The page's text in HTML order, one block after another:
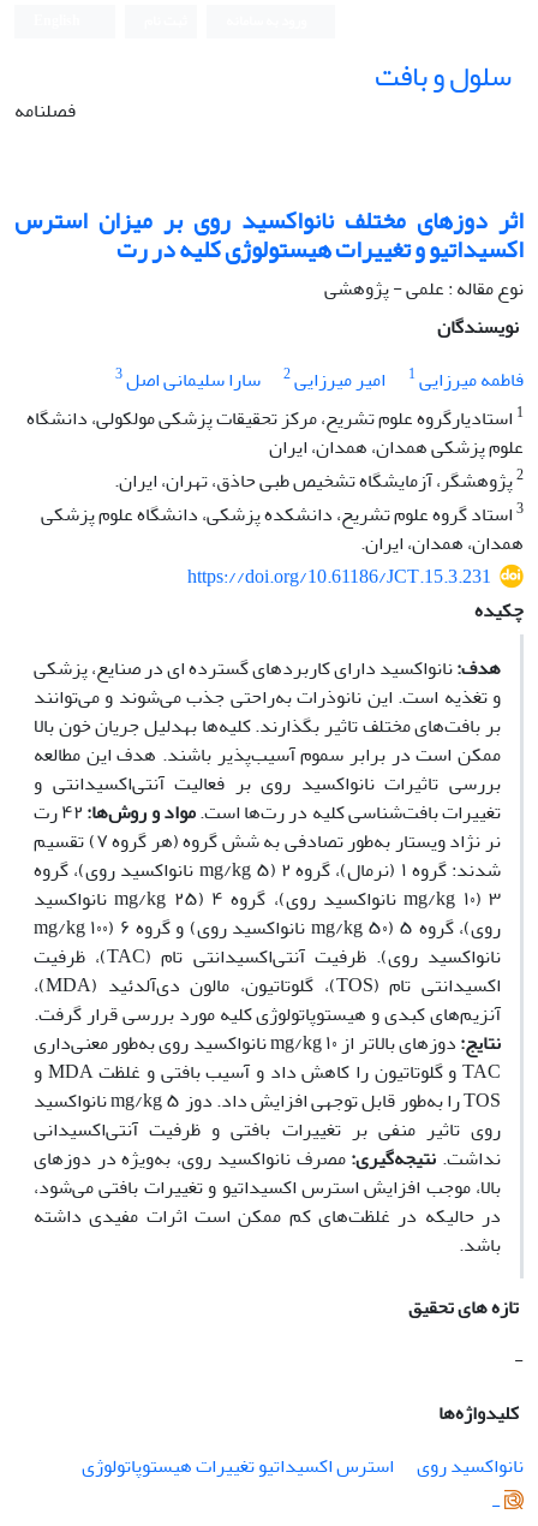
سلول و بافت
فصلنامه
اثر دوزهای مختلف نانواکسید روی بر میزان استرس
اکسیداتیو و تغییرات هیستولوژی کلیه در رت
نوع مقاله : علمی - پژوهشی
نویسندگان
فاطمه میرزایی1 امیر میرزایی2 سارا سلیمانی اصل3
1 استادیارگروه علوم تشریح، مرکز تحقیقات پزشکی مولکولی، دانشگاه
علوم پزشکی همدان، همدان، ایران
2پژوهشگر، آزمایشگاه تشخیص طبی حاذق، تهران، ایران.
3استاد گروه علوم تشریح، دانشکده پزشکی، دانشگاه علوم پزشکی
همدان، همدان، ایران.
https://doi.org/10.61186/JCT.15.3.231
چکیده
هدف:نانواکسید دارای کاربردهای گسترده ای در صنایع، پزشکی
و تغذیه است. این نانوذرات به‌راحتی جذب می‌شوند و می‌توانند
بر بافت‌های مختلف تاثیر بگذارند. کلیه‌ها به‫دلیل جریان خون بالا
ممکن است در برابر سموم آسیب‌پذیر باشند. هدف این مطالعه
بررسی تاثیرات نانواکسید روی بر فعالیت آنتی‌اکسیدانتی و
تغییرات بافت‌شناسی کلیه در رت‌ها است.مواد و روش‌ها:
۴۲ رت
نر نژاد ویستار به‌طور تصادفی به شش گروه (هر گروه ۷) تقسیم
شدند: گروه ۱ (نرمال)، گروه ۲ (۵ mg/kg نانواکسید روی)، گروه
۳ (۱۰ mg/kg نانواکسید روی)، گروه ۴ (۲۵ mg/kg نانواکسید
روی)، گروه ۵ (۵۰ mg/kg نانواکسید روی) و گروه ۶ (۱۰۰ mg/kg
نانواکسید روی). ظرفیت آنتی‌اکسیدانتی تام (TAC)، ظرفیت
اکسیدانتی تام (TOS)، گلوتاتیون، مالون دی‌آلدئید (MDA)،
آنزیم‌های کبدی و هیستوپاتولوژی کلیه مورد بررسی قرار گرفت.
نتایج:
دوزهای بالاتر از ۱۰ mg/kg نانواکسید روی به‌طور معنی‌داری
TAC و گلوتاتیون را کاهش داد و آسیب بافتی و غلظت MDA و
TOS را به‌طور قابل توجهی افزایش داد. دوز ۵ mg/kg نانواکسید
روی تاثیر منفی بر تغییرات بافتی و ظرفیت آنتی‌اکسیدانی
نداشت. نتیجه‌گیری:مصرف نانواکسید روی، به‌ویژه در دوزهای
بالا، موجب افزایش استرس اکسیداتیو و تغییرات بافتی می‌شود،
در حالی‫که در غلظت‌های کم ممکن است اثرات مفیدی داشته
باشد.
تازه های تحقیق
-
کلیدواژه‌ها
نانواکسید روی
استرس اکسیداتیو تغییرات هیستوپاتولوژی
-